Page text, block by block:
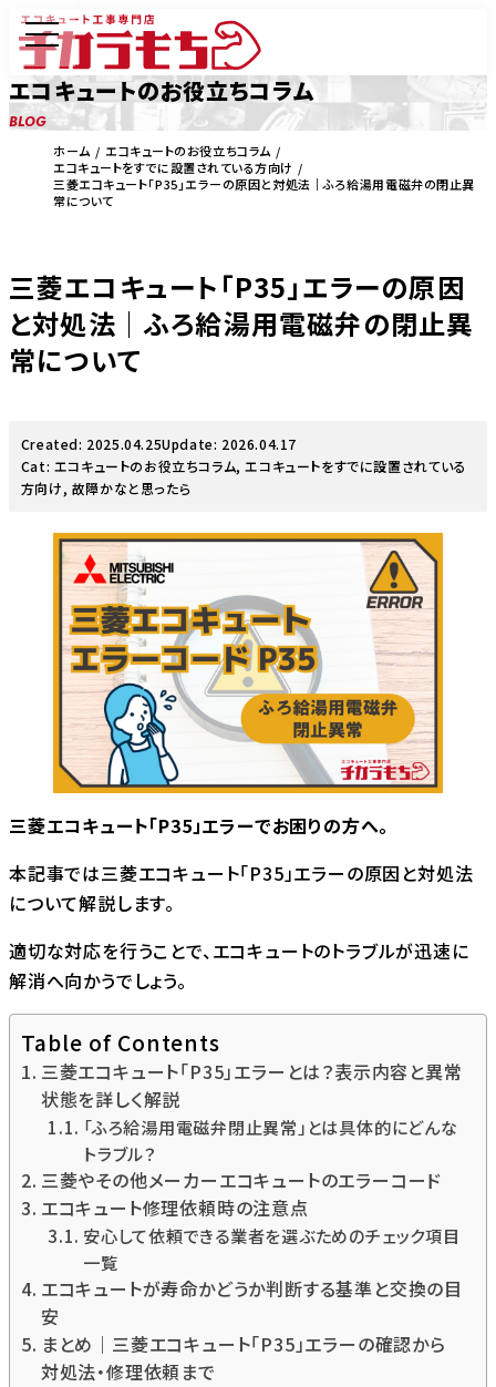
エコキュートのお役立ちコラム
BLOG
ホーム
エコキュートのお役立ちコラム
エコキュートをすでに設置されている方向け
三菱エコキュート「P35」エラーの原因と対処法｜ふろ給湯用電磁弁の閉止異
常について
三菱エコキュート「P35」エラーの原因
と対処法｜ふろ給湯用電磁弁の閉止異
常について
Created: 2025.04.25Update: 2026.04.17
Cat: エコキュートのお役立ちコラム,エコキュートをすでに設置されている
方向け, 故障かなと思ったら
三菱エコキュート「P35」エラーでお困りの方へ。
本記事では三菱エコキュート「P35」エラーの原因と対処法
について解説します。
適切な対応を行うことで、エコキュートのトラブルが迅速に
解消へ向かうでしょう。
Table of Contents
三菱エコキュート「P35」エラーとは？表示内容と異常
状態を詳しく解説
「ふろ給湯用電磁弁閉止異常」とは具体的にどんな
トラブル？
三菱やその他メーカーエコキュートのエラーコード
エコキュート修理依頼時の注意点
安心して依頼できる業者を選ぶためのチェック項目
一覧
エコキュートが寿命かどうか判断する基準と交換の目
安
まとめ｜三菱エコキュート「P35」エラーの確認から
対処法・修理依頼まで